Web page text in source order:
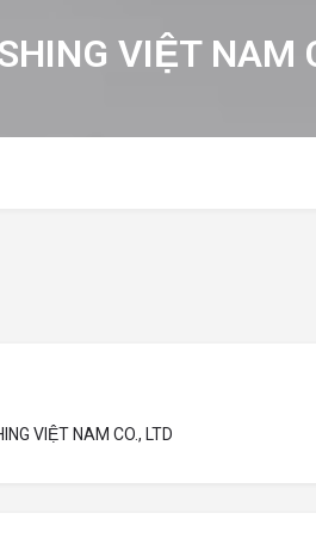
VIỆT NAM
VIỆT NAM CO., LTD